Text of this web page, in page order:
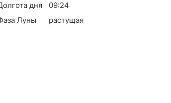
дня
09:24
Луны
растущая